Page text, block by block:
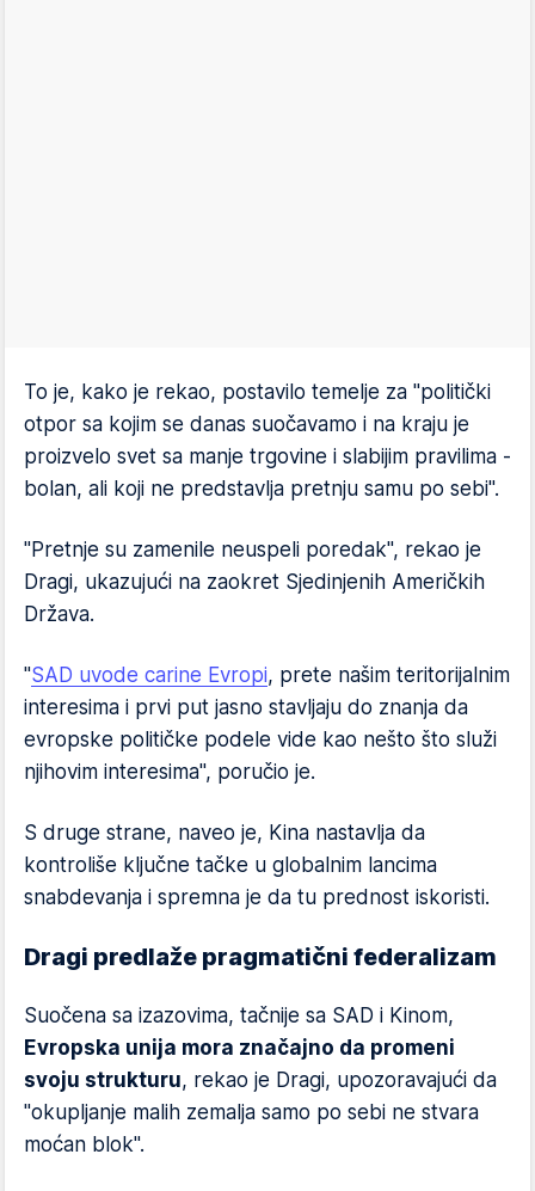
To je, kako je rekao, postavilo temelje za "politički
otpor sa kojim se danas suočavamo i na kraju je
proizvelo svet sa manje trgovine i slabijim pravilima -
bolan, ali koji ne predstavlja pretnju samu po sebi".
"Pretnje su zamenile neuspeli poredak", rekao je
Dragi, ukazujući na zaokret Sjedinjenih Američkih
Država.
"SAD uvode carine Evropi, prete našim teritorijalnim
interesima i prvi put jasno stavljaju do znanja da
evropske političke podele vide kao nešto što služi
njihovim interesima", poručio je.
S druge strane, naveo je, Kina nastavlja da
kontroliše ključne tačke u globalnim lancima
snabdevanja i spremna je da tu prednost iskoristi.
Dragi predlaže pragmatični federalizam
Suočena sa izazovima, tačnije sa SAD i Kinom,
Evropska unija mora značajno da promeni
svoju strukturu, rekao je Dragi, upozoravajući da
"okupljanje malih zemalja samo po sebi ne stvara
moćan blok".